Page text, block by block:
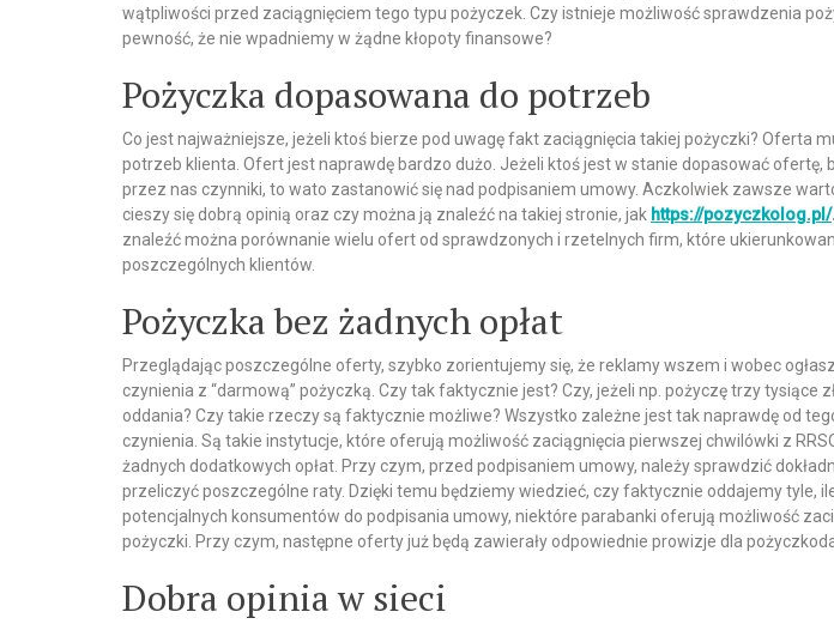
wątpliwości przed zaciągnięciem tego typu pożyczek. Czy istnieje możliwość sprawdzenia
pewność, że nie wpadniemy w żądne kłopoty finansowe?
Pożyczka dopasowana do potrzeb
Co jest najważniejsze, jeżeli ktoś bierze pod uwagę fakt zaciągnięcia takiej pożyczki? Oferta
potrzeb klienta. Ofert jest naprawdę bardzo dużo. Jeżeli ktoś jest w stanie dopasować ofertę,
przez nas czynniki, to wato zastanowić się nad podpisaniem umowy. Aczkolwiek zawsze
cieszy się dobrą opinią oraz czy można ją znaleźć na takiej stronie, jak https://pozyczkolog.pl/.
znaleźć można porównanie wielu ofert od sprawdzonych i rzetelnych firm, które
poszczególnych klientów.
Pożyczka bez żadnych opłat
Przeglądając poszczególne oferty, szybko zorientujemy się, że reklamy wszem i wobec
czynienia z “darmową” pożyczką. Czy tak faktycznie jest? Czy, jeżeli np. pożyczę trzy tysiące
oddania? Czy takie rzeczy są faktycznie możliwe? Wszystko zależne jest tak naprawdę od
czynienia. Są takie instytucje, które oferują możliwość zaciągnięcia pierwszej chwilówki z
żadnych dodatkowych opłat. Przy czym, przed podpisaniem umowy, należy sprawdzić
przeliczyć poszczególne raty. Dzięki temu będziemy wiedzieć, czy faktycznie oddajemy tyle,
potencjalnych konsumentów do podpisania umowy, niektóre parabanki oferują możliwość
pożyczki. Przy czym, następne oferty już będą zawierały odpowiednie prowizje dla
Dobra opinia w sieci